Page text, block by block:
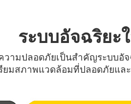
ระบบอัจฉริยะ
ความปลอดภัยเป็นสำคัญระบบ
ยมสภาพแวดล้อมที่ปลอดภัยแล